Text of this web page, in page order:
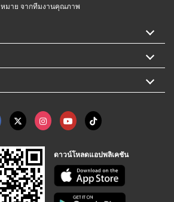
หมาย จากทีมงานคุณภาพ
ดาวน์โหลดแอปพลิเคชัน